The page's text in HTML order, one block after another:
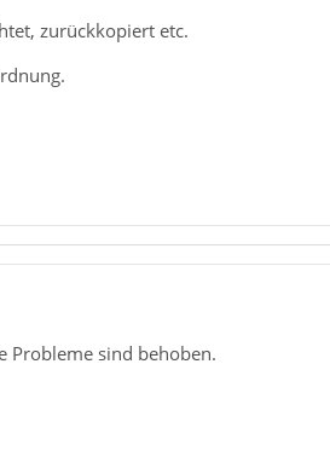
zurückkopiert etc.
Probleme sind behoben.